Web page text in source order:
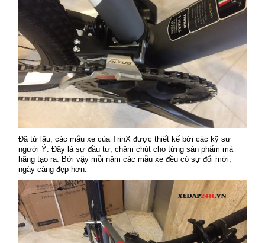
Đã từ lâu, các mẫu xe của TrinX được thiết kế bởi các kỹ sư
người Ý. Đây là sự đầu tư, chăm chút cho từng sản phẩm mà
hãng tạo ra. Bởi vậy mỗi năm các mẫu xe đều có sự đổi mới,
ngày càng đẹp hơn.